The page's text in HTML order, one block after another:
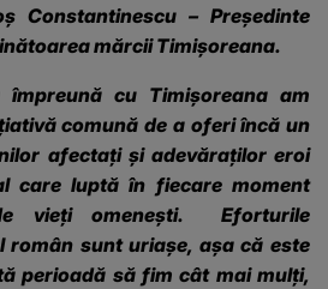
Constantinescu – Președinte
mărcii Timișoreana.
împreună cu Timișoreana am
comună de a oferi încă un
afectați și adevăraților eroi
care luptă în fiecare moment
vieți omenești. Eforturile
român sunt uriașe, așa că este
perioadă să fim cât mai mulți,